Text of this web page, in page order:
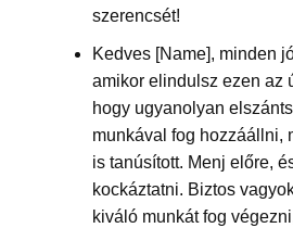
szerencsét!
Kedves [Name], minden
amikor elindulsz ezen az
hogy ugyanolyan
munkával fog hozzáállni,
is tanúsított. Menj előre,
kockáztatni. Biztos
kiváló munkát fog